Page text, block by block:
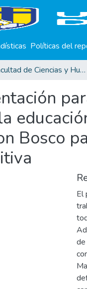
Políticas del
Facultad de Ciencias y Humanidades
Bosco
El